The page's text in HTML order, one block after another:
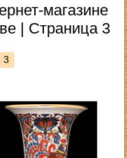
магазине
| Страница 3
3